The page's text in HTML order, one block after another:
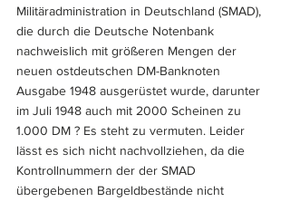
Militäradministration in Deutschland (SMAD),
die durch die Deutsche Notenbank
nachweislich mit größeren Mengen der
neuen ostdeutschen DM-Banknoten
Ausgabe 1948 ausgerüstet wurde, darunter
im Juli 1948 auch mit 2000 Scheinen zu
1.000 DM ? Es steht zu vermuten. Leider
lässt es sich nicht nachvollziehen, da die
Kontrollnummern der der SMAD
übergebenen Bargeldbestände nicht